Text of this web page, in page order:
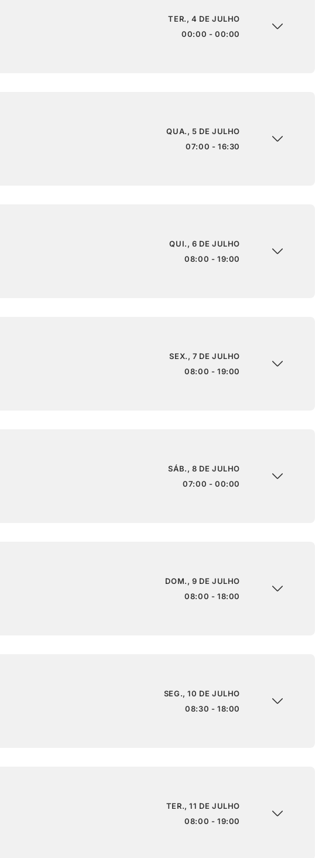
TER., 4 DE JULHO
00:00 - 00:00
QUA., 5 DE JULHO
07:00 - 16:30
QUI., 6 DE JULHO
08:00 - 19:00
SEX., 7 DE JULHO
08:00 - 19:00
SÁB., 8 DE JULHO
07:00 - 00:00
DOM., 9 DE JULHO
08:00 - 18:00
SEG., 10 DE JULHO
08:30 - 18:00
TER., 11 DE JULHO
08:00 - 19:00